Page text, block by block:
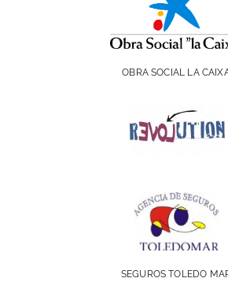
OBRA SOCIAL LA
SEGUROS TOLEDO